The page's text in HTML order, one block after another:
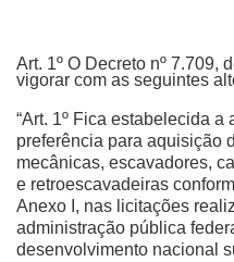
Art. 1º O Decreto nº 7.709,
vigorar com as seguintes
“Art. 1º Fica estabelecida
preferência para aquisição
mecânicas, escavadores,
e retroescavadeiras
Anexo I, nas licitações
administração pública
desenvolvimento nacional